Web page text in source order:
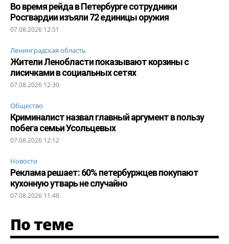
Во время рейда в Петербурге сотрудники
Росгвардии изъяли 72 единицы оружия
07.08.2026 12:51
Ленинградская область
Жители Ленобласти показывают корзины с
лисичками в социальных сетях
07.08.2026 12:30
Общество
Криминалист назвал главный аргумент в пользу
побега семьи Усольцевых
07.08.2026 12:12
Новости
Реклама решает: 60% петербуржцев покупают
кухонную утварь не случайно
07.08.2026 11:48
По теме